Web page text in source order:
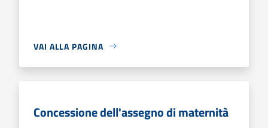
VAI ALLA PAGINA
Concessione dell'assegno di maternità